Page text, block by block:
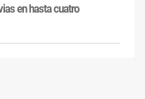
en hasta cuatro